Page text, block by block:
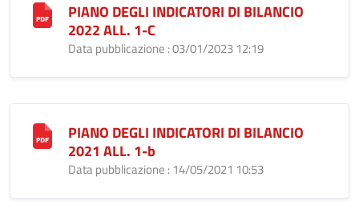
PIANO DEGLI INDICATORI DI BILANCIO
2022 ALL. 1-C
Data pubblicazione : 03/01/2023 12:19
PIANO DEGLI INDICATORI DI BILANCIO
2021 ALL. 1-b
Data pubblicazione : 14/05/2021 10:53